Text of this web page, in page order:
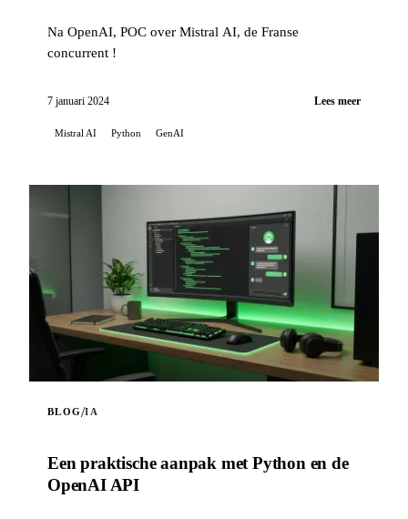
Na OpenAI, POC over Mistral AI, de Franse
concurrent !
7 januari 2024 Lees meer
Mistral AI Python GenAI
BLOG/IA
Een praktische aanpak met Python en de
OpenAI API